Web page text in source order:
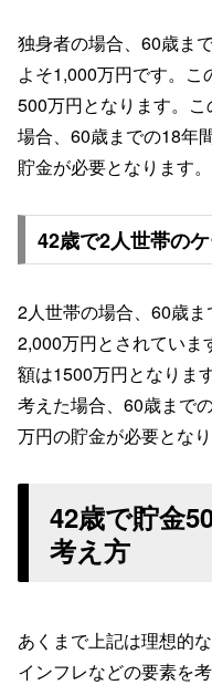
独身者の場合、60歳ま
よそ1,000万円です。
500万円となります。
場合、60歳までの18年
貯金が必要となります。
42歳で2人世帯の
2人世帯の場合、60歳
2,000万円とされていま
額は1500万円となりま
考えた場合、60歳まで
万円の貯金が必要となり
42歳で貯金
考え方
あくまで上記は理想的
インフレなどの要素を